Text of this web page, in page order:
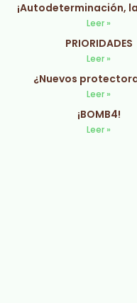
¡Autodeterminación,
Leer »
PRIORIDADES
Leer »
¿Nuevos
Leer »
¡BOMB4!
Leer »